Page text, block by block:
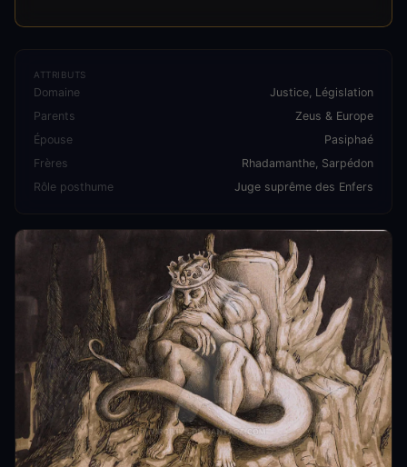
ATTRIBUTS
Domaine
Justice, Législation
Parents
Zeus & Europe
Épouse
Pasiphaé
Frères
Rhadamanthe, Sarpédon
Rôle posthume
Juge suprême des Enfers